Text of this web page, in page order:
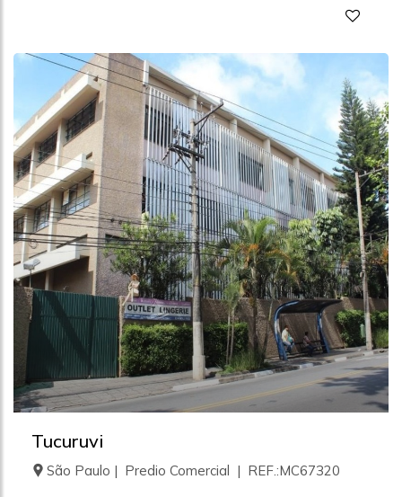
Tucuruvi
São Paulo | Predio Comercial | REF.:MC67320